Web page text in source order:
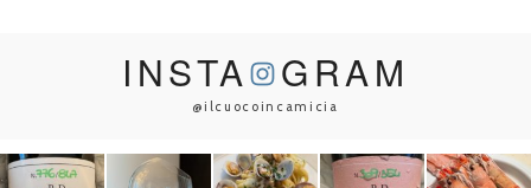
INSTA GRAM
@ilcuocoincamicia